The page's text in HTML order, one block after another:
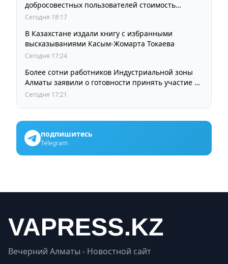
добросовестных пользователей стоимость
остается прежней
Сегодня 18:17
В Казахстане издали книгу с избранными
высказываниями Касым-Жомарта Токаева
Сегодня 17:24
Более сотни работников Индустриальной зоны
Алматы заявили о готовности принять участие в
выборах членов Курылтая
Сегодня 17:21
подпишитесь
Telegram
Вечерний Алматы - Новостной сайт